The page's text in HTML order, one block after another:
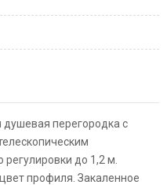
перегородка с
до 1,2 м.
профиля. Закаленное